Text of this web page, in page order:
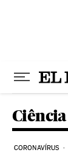
Ciência
CORONAVÍRUS